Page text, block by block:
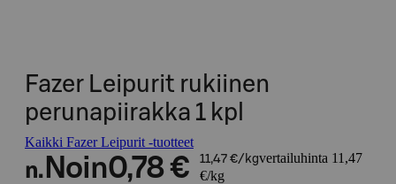
Fazer Leipurit rukiinen
perunapiirakka 1 kpl
Kaikki Fazer Leipurit -tuotteet
n. Noin0,78 € 11,47 €/kgvertailuhinta 11,47
€/kg